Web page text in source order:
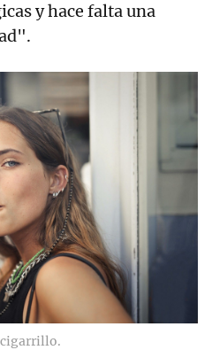
y hace falta una
cigarrillo.